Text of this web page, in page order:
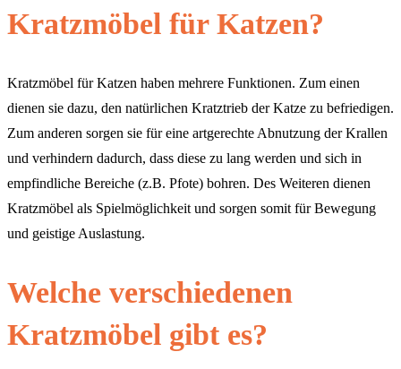
Kratzmöbel für Katzen?
Kratzmöbel für Katzen haben mehrere Funktionen. Zum einen
dienen sie dazu, den natürlichen Kratztrieb der Katze zu befriedigen.
Zum anderen sorgen sie für eine artgerechte Abnutzung der Krallen
und verhindern dadurch, dass diese zu lang werden und sich in
empfindliche Bereiche (z.B. Pfote) bohren. Des Weiteren dienen
Kratzmöbel als Spielmöglichkeit und sorgen somit für Bewegung
und geistige Auslastung.
Welche verschiedenen
Kratzmöbel gibt es?